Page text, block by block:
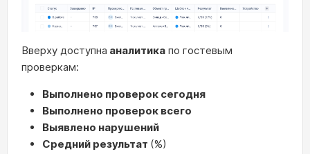
Вверху доступна аналитика по гостевым
проверкам:
Выполнено проверок сегодня
Выполнено проверок всего
Выявлено нарушений
Средний результат (%)